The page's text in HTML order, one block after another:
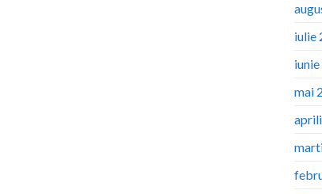
iulie
mai